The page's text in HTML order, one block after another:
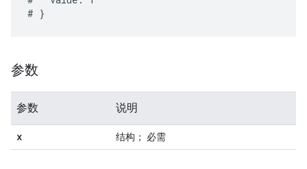
参数
参数 说明
x 结构； 必需